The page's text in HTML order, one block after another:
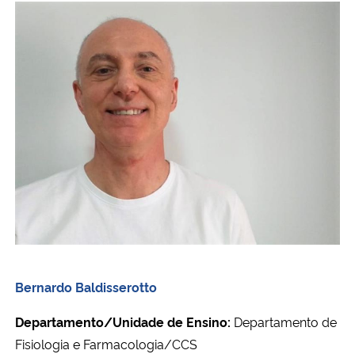
Bernardo Baldisserotto
Departamento/Unidade de Ensino: Departamento de
Fisiologia e Farmacologia/CCS